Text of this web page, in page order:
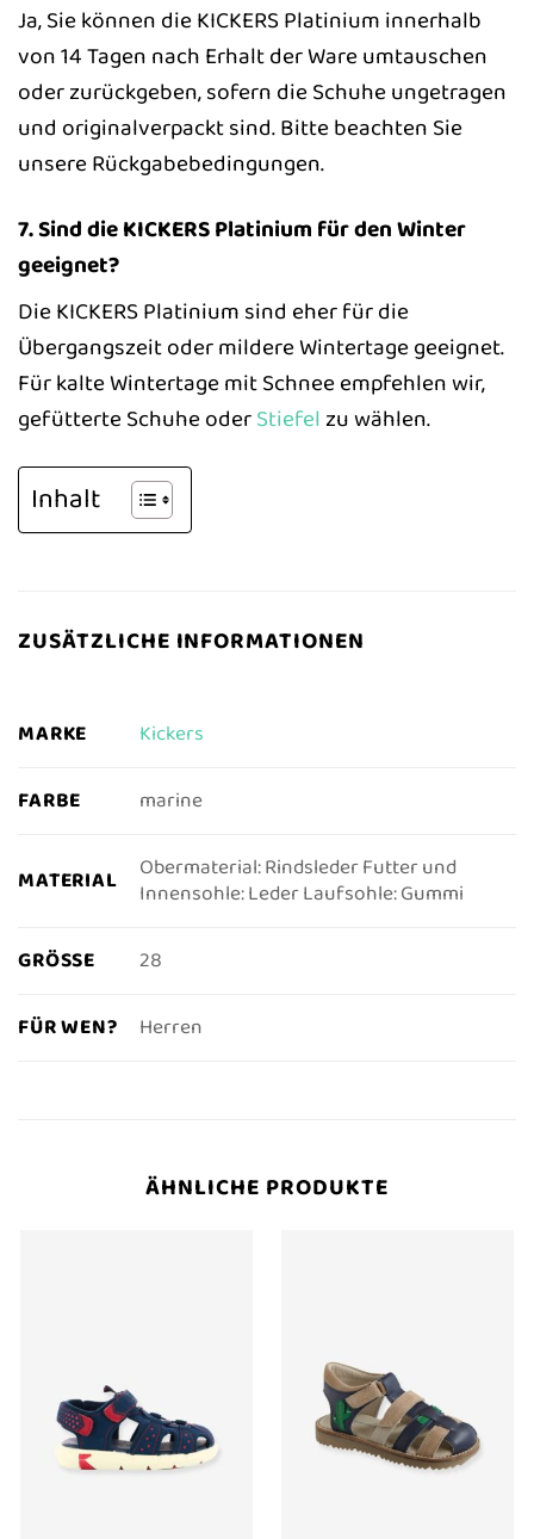
Ja, Sie können die KICKERS Platinium innerhalb
von 14 Tagen nach Erhalt der Ware umtauschen
oder zurückgeben, sofern die Schuhe ungetragen
und originalverpackt sind. Bitte beachten Sie
unsere Rückgabebedingungen.
7. Sind die KICKERS Platinium für den Winter
geeignet?
Die KICKERS Platinium sind eher für die
Übergangszeit oder mildere Wintertage geeignet.
Für kalte Wintertage mit Schnee empfehlen wir,
gefütterte Schuhe oderStiefel zu wählen.
Inhalt
ZUSÄTZLICHE INFORMATIONEN
MARKE Kickers
FARBE marine
MATERIAL
Obermaterial: Rindsleder Futter und
Innensohle: Leder Laufsohle: Gummi
GRÖSSE 28
FÜR WEN? Herren
ÄHNLICHE PRODUKTE